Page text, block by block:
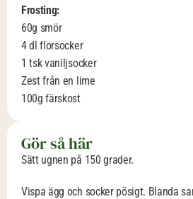
Frosting:
60g smör
4 dl florsocker
1 tsk vaniljsocker
Zest från en lime
100g färskost
Gör så här
Sätt ugnen på 150 grader.
Vispa ägg och socker pösigt. Blanda